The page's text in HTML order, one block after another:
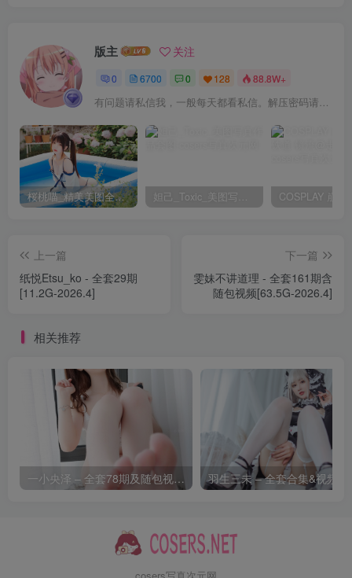
包内原图 – 无水印 – 更清晰
合集目录(持续更新…)
[4.10]
白银81 – NO.200 Maid Marin [62P-171MB]
白银81 – NO.199 自摄Vol.103 黑丝礼裙[122P-8V-1.93G]
白银81 – NO.198 自摄Vol.102 黑丝人妻[115P-5V-1.44G]
白银81 – NO.197 自撮り VOL.98 [98P9V-1.62GB]
白银81 – NO.196 Fantia 2025年10月会员合集(16套)[116P-
5V-1.3G]
白银81 – NO.195 Fantia 2025年9月会员合集(15套)[96P-6V-
版主 关注
0 6700 0 128 88.8W+
有问题请私信我，一般每天都看私信。解压密码请一律以下载按钮旁边的为准！
桜桃喵_精美美图全部写真作品合集|持续更新 妲己_Toxic_美图写真作品套图
上一篇
纸悦Etsu_ko - 全套29期
[11.2G-2026.4]
下一篇
雯妹不讲道理 - 全套161期含
随包视频[63.5G-2026.4]
相关推荐
一小央泽 – 全套78期及随包视频[39.5G-2026.8]